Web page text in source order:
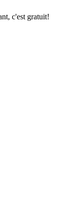
c'est gratuit!